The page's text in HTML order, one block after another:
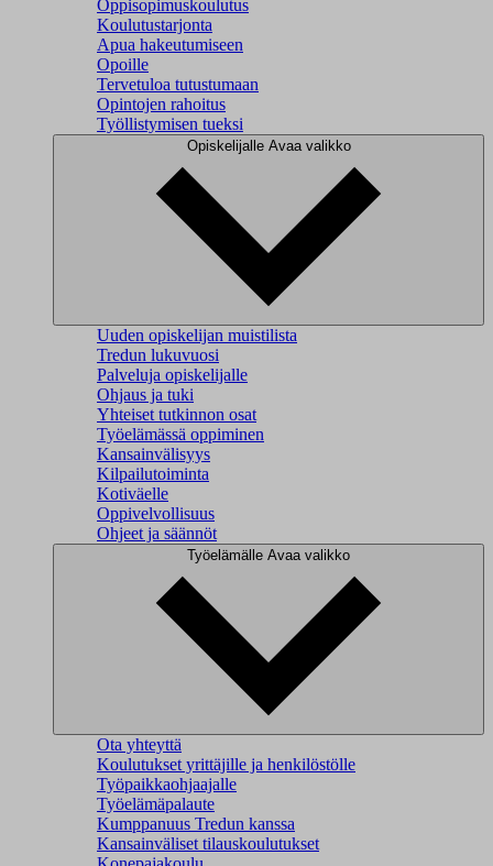
Oppisopimuskoulutus
Koulutustarjonta
Apua hakeutumiseen
Opoille
Tervetuloa tutustumaan
Opintojen rahoitus
Työllistymisen tueksi
Opiskelijalle Avaa valikko
Uuden opiskelijan muistilista
Tredun lukuvuosi
Palveluja opiskelijalle
Ohjaus ja tuki
Yhteiset tutkinnon osat
Työelämässä oppiminen
Kansainvälisyys
Kilpailutoiminta
Kotiväelle
Oppivelvollisuus
Ohjeet ja säännöt
Työelämälle Avaa valikko
Ota yhteyttä
Koulutukset yrittäjille ja henkilöstölle
Työpaikkaohjaajalle
Työelämäpalaute
Kumppanuus Tredun kanssa
Kansainväliset tilauskoulutukset